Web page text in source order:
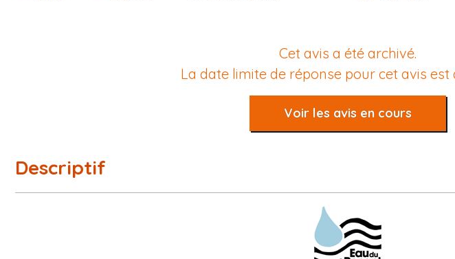
Cet avis a été archivé.
La date limite de réponse pour cet avis est
Voir les avis en cours
Descriptif